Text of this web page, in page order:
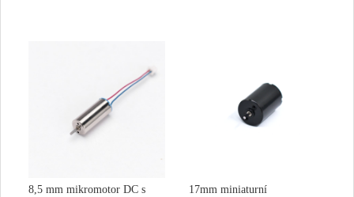
8,5 mm mikromotor DC s
17mm miniaturní